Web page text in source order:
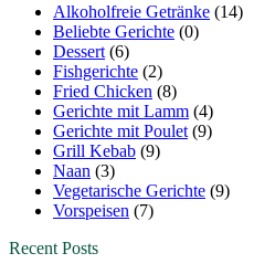
Alkoholfreie Getränke (14)
Beliebte Gerichte (0)
Dessert (6)
Fishgerichte (2)
Fried Chicken (8)
Gerichte mit Lamm (4)
Gerichte mit Poulet (9)
Grill Kebab (9)
Naan (3)
Vegetarische Gerichte (9)
Vorspeisen (7)
Recent Posts